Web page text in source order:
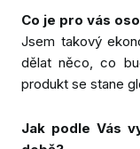
Co je pro vás
Jsem takový
dělat něco, co
produkt se stane
Jak podle Vás